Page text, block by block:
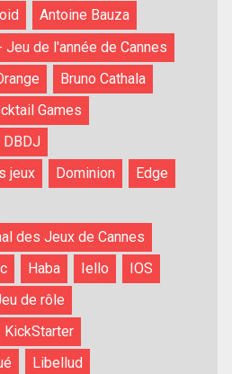
Antoine Bauza
Jeu de l'année de Cannes
Bruno Cathala
Games
DBDJ
jeux
Dominion
Edge
des Jeux de Cannes
Haba Iello
IOS
de rôle
KickStarter
Libellud